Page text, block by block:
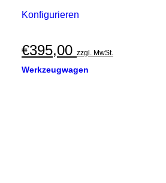
Konfigurieren
€395,00 zzgl. MwSt.
Werkzeugwagen